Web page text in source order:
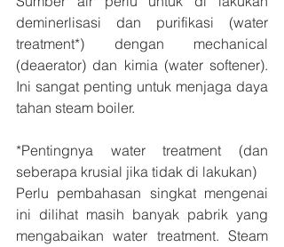
deminerlisasi dan purifikasi (water
treatment*) dengan mechanical
(deaerator) dan kimia (water softener).
Ini sangat penting untuk menjaga daya
tahan steam boiler.
*Pentingnya water treatment (dan
seberapa krusial jika tidak di lakukan)
Perlu pembahasan singkat mengenai
ini dilihat masih banyak pabrik yang
mengabaikan water treatment. Steam